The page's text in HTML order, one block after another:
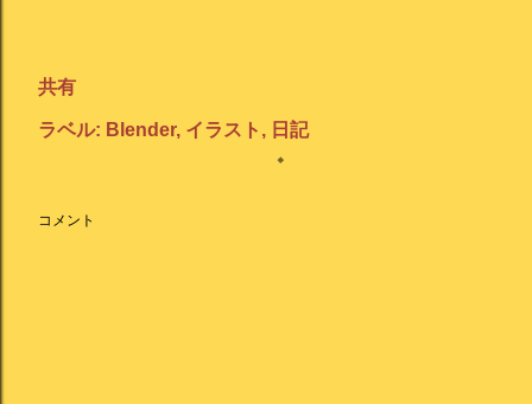
共有
ラベル: Blender イラスト 日記
コメント